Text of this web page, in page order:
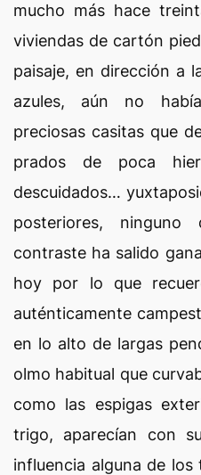
mucho más hace
viviendas de cartón
paisaje, en dirección a
azules, aún no
preciosas casitas que
prados de poca
descuidados…
posteriores,
contraste ha salido
hoy por lo que
auténticamente
en lo alto de largas
olmo habitual que
como las espigas
trigo, aparecían con
influencia alguna de los